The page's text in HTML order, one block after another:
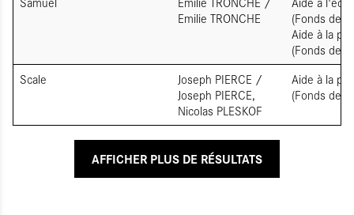
Emilie TRONCHE
(Fonds de
Aide à la
(Fonds de
Scale
Joseph PIERCE /
Joseph PIERCE,
Nicolas PLESKOF
Aide à la
(Fonds de
AFFICHER PLUS DE RÉSULTATS